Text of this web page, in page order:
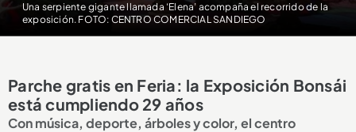
Una serpiente gigante llamada ‘Elena’ acompaña el recorrido de la
exposición. FOTO: CENTRO COMERCIAL SANDIEGO
Parche gratis en Feria: la Exposición Bonsái
está cumpliendo 29 años
Con música, deporte, árboles y color, el centro